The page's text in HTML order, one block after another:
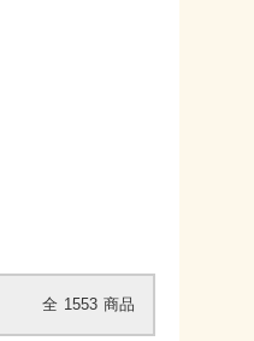
全 1553 商品